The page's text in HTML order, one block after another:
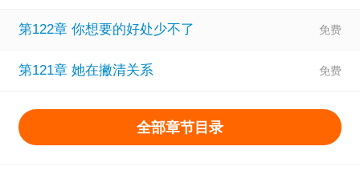
第122章 你想要的好处少不了
第121章 她在撇清关系
全部章节目录